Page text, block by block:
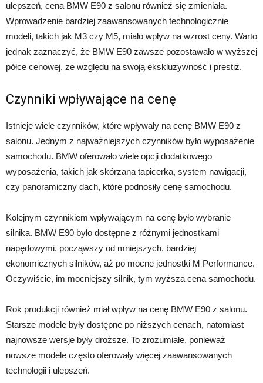
ulepszeń, cena BMW E90 z salonu również się zmieniała.
Wprowadzenie bardziej zaawansowanych technologicznie
modeli, takich jak M3 czy M5, miało wpływ na wzrost ceny. Warto
jednak zaznaczyć, że BMW E90 zawsze pozostawało w wyższej
półce cenowej, ze względu na swoją ekskluzywność i prestiż.
Czynniki wpływające na cenę
Istnieje wiele czynników, które wpływały na cenę BMW E90 z
salonu. Jednym z najważniejszych czynników było wyposażenie
samochodu. BMW oferowało wiele opcji dodatkowego
wyposażenia, takich jak skórzana tapicerka, system nawigacji,
czy panoramiczny dach, które podnosiły cenę samochodu.
Kolejnym czynnikiem wpływającym na cenę było wybranie
silnika. BMW E90 było dostępne z różnymi jednostkami
napędowymi, począwszy od mniejszych, bardziej
ekonomicznych silników, aż po mocne jednostki M Performance.
Oczywiście, im mocniejszy silnik, tym wyższa cena samochodu.
Rok produkcji również miał wpływ na cenę BMW E90 z salonu.
Starsze modele były dostępne po niższych cenach, natomiast
najnowsze wersje były droższe. To zrozumiałe, ponieważ
nowsze modele często oferowały więcej zaawansowanych
technologii i ulepszeń.